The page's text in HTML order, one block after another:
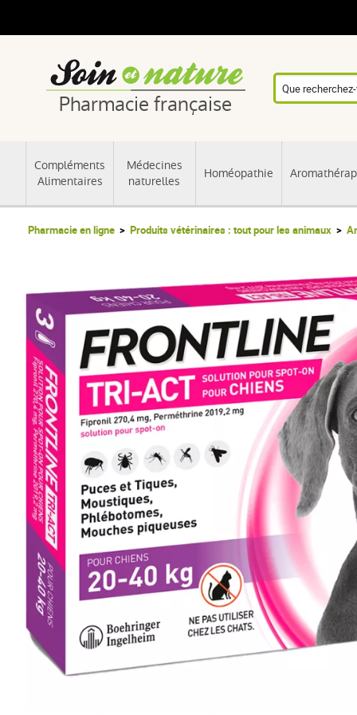
Pharmacie française
Compléments
Alimentaires
Médecines
naturelles
Homéopathie
Pharmacie en ligne Produits vétérinaires : tout pour les animaux